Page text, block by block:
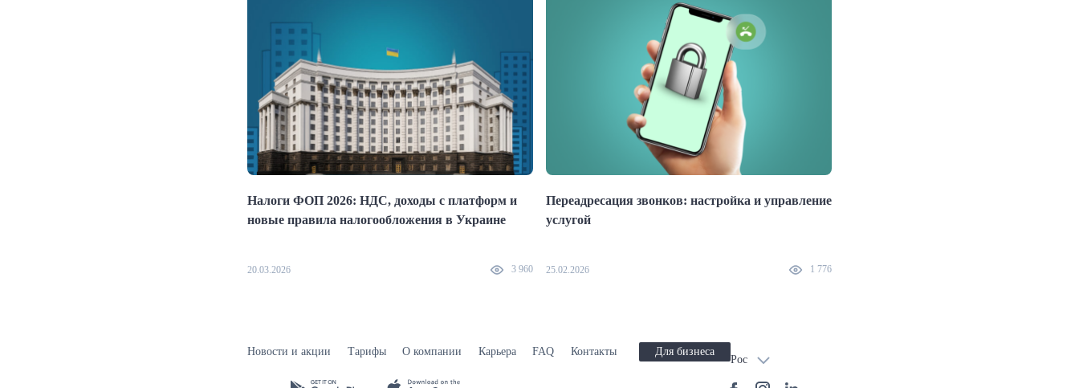
Налоги ФОП 2026: НДС, доходы с платформ и
новые правила налогообложения в Украине
20.03.2026 3 960
Переадресация звонков: настройка и управление
услугой
25.02.2026 1 776
Новости и акции Тарифы О компании Карьера FAQ Контакты Для бизнеса
Рос